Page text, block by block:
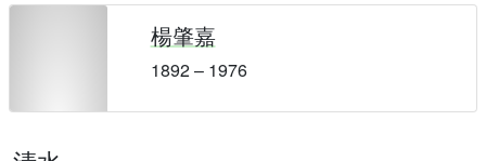
楊肇嘉
1892 – 1976